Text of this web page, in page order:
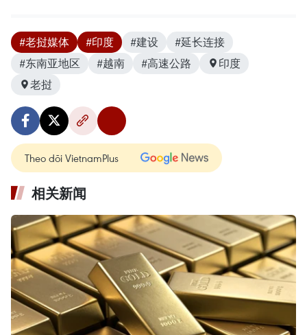
#老挝媒体 #印度 #建设
#延长连接
#东南亚地区
#越南 #高速公路
印度
老挝
Theo dõi VietnamPlus
相关新闻